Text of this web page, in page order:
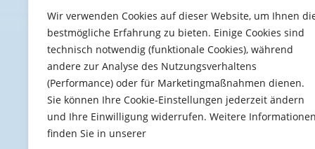
Wir verwenden Cookies auf dieser Website, um Ihnen
bestmögliche Erfahrung zu bieten. Einige Cookies sind
technisch notwendig (funktionale Cookies), während
andere zur Analyse des Nutzungsverhaltens
(Performance) oder für Marketingmaßnahmen dienen.
Sie können Ihre Cookie-Einstellungen jederzeit ändern
und Ihre Einwilligung widerrufen. Weitere
finden Sie in unserer